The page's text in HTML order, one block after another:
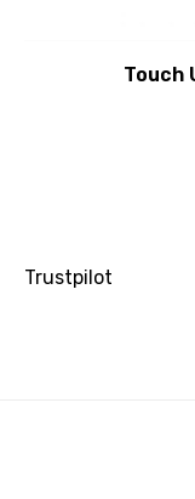
Touch
Trustpilot